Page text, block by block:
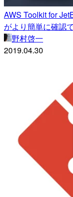
AWS Toolkit for
がより簡単に確認
野村啓一
2019.04.30